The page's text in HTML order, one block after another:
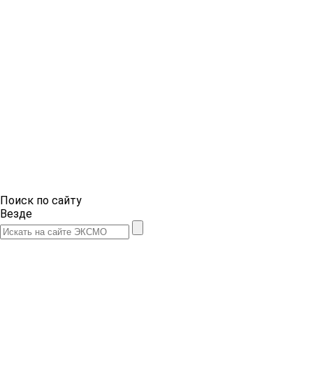
Поиск по сайту
Везде